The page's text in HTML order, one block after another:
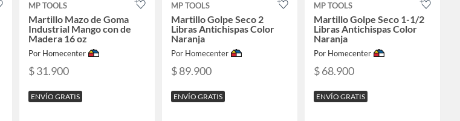
MP TOOLS
Martillo Mazo de Goma
Industrial Mango con de
Madera 16 oz
Por Homecenter
$ 31.900
ENVÍO GRATIS
MP TOOLS
Martillo Golpe Seco 2
Libras Antichispas Color
Naranja
Por Homecenter
$ 89.900
ENVÍO GRATIS
MP TOOLS
Martillo Golpe Seco 1-1/2
Libras Antichispas Color
Naranja
Por Homecenter
$ 68.900
ENVÍO GRATIS